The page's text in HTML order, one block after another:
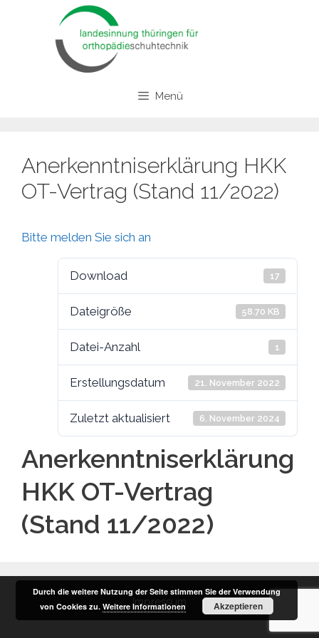
Menü
Anerkenntniserklärung HKK
OT-Vertrag (Stand 11/2022)
Bitte melden Sie sich an
Download 17
Dateigröße 58.70 KB
Datei-Anzahl 1
Erstellungsdatum 21. November 2022
Zuletzt aktualisiert 6. November 2024
Anerkenntniserklärung
HKK OT-Vertrag
(Stand 11/2022)
Impressum
Durch die weitere Nutzung der Seite stimmen Sie der Verwendung
von Cookies zu.Weitere Informationen Akzeptieren